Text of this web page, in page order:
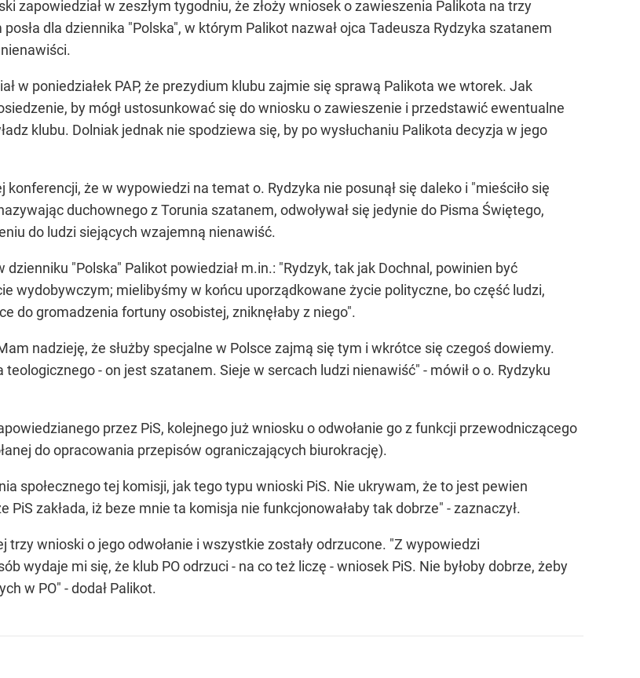
zapowiedział w zeszłym tygodniu, że złoży wniosek o zawieszenia Palikota na trzy
dla dziennika "Polska", w którym Palikot nazwał ojca Tadeusza Rydzyka szatanem
w poniedziałek PAP, że prezydium klubu zajmie się sprawą Palikota we wtorek. Jak
by mógł ustosunkować się do wniosku o zawieszenie i przedstawić ewentualne
klubu. Dolniak jednak nie spodziewa się, by po wysłuchaniu Palikota decyzja w jego
że w wypowiedzi na temat o. Rydzyka nie posunął się daleko i "mieściło się
duchownego z Torunia szatanem, odwoływał się jedynie do Pisma Świętego,
do ludzi siejących wzajemną nienawiść.
"Polska" Palikot powiedział m.in.: "Rydzyk, tak jak Dochnal, powinien być
wydobywczym; mielibyśmy w końcu uporządkowane życie polityczne, bo część ludzi,
do gromadzenia fortuny osobistej, zniknęłaby z niego".
nadzieję, że służby specjalne w Polsce zajmą się tym i wkrótce się czegoś dowiemy.
teologicznego - on jest szatanem. Sieje w sercach ludzi nienawiść" - mówił o o. Rydzyku
przez PiS, kolejnego już wniosku o odwołanie go z funkcji przewodniczącego
do opracowania przepisów ograniczających biurokrację).
społecznego tej komisji, jak tego typu wnioski PiS. Nie ukrywam, że to jest pewien
zakłada, iż beze mnie ta komisja nie funkcjonowałaby tak dobrze" - zaznaczył.
trzy wnioski o jego odwołanie i wszystkie zostały odrzucone. "Z wypowiedzi
wydaje mi się, że klub PO odrzuci - na co też liczę - wniosek PiS. Nie byłoby dobrze, żeby
w PO" - dodał Palikot.